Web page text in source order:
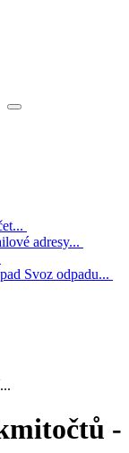
adresy...
Svoz odpadu...
-